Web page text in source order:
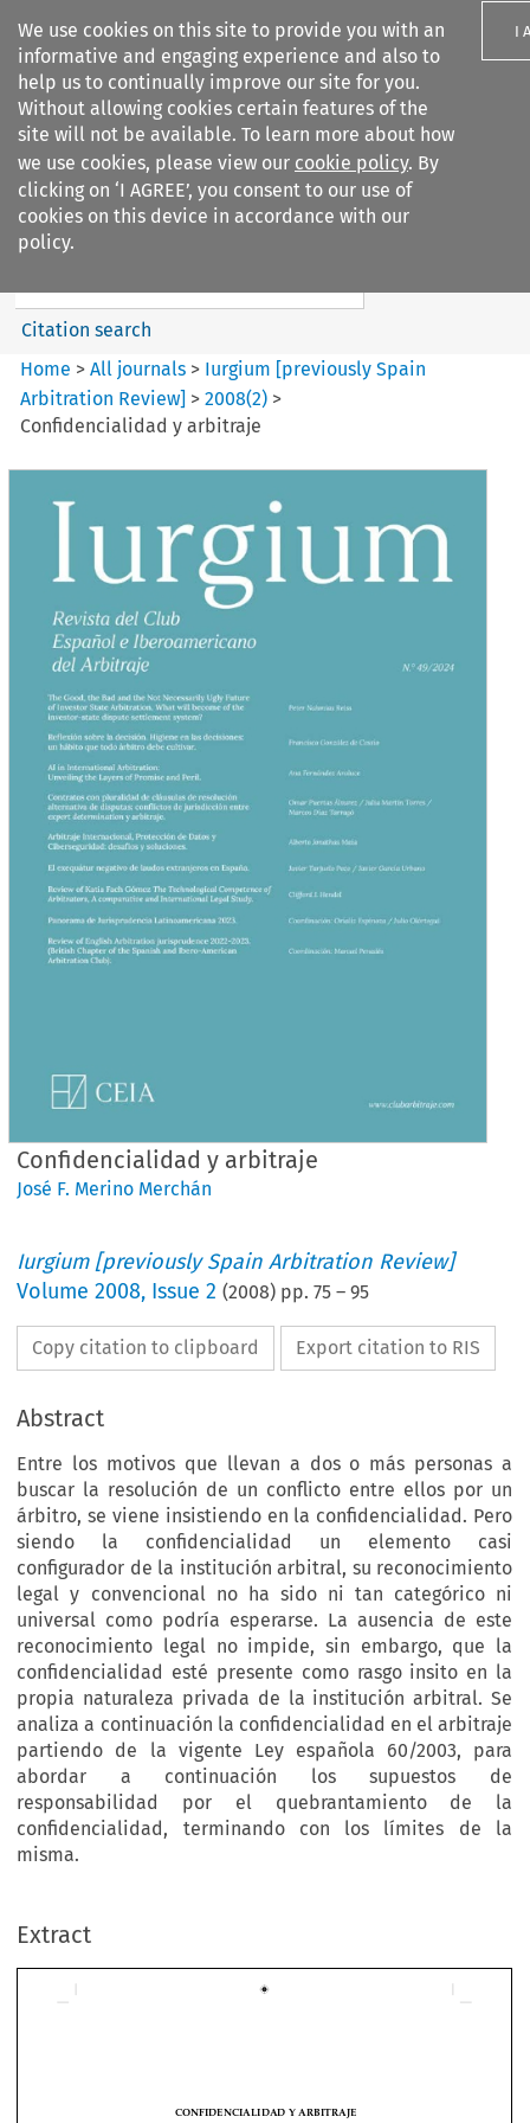
We use cookies on this site to provide you with an
informative and engaging experience and also to
help us to continually improve our site for you.
Without allowing cookies certain features of the
site will not be available. To learn more about how
we use cookies, please view our cookie policy. By
clicking on ‘I AGREE’, you consent to our use of
cookies on this device in accordance with our
policy.
I
Search filters
Iurgium %5Bpreviously Spain
Arbitration ...
Search content
Citation search
Home >All journals > Iurgium [previously Spain
Arbitration Review] >2008(2) >
Confidencialidad y arbitraje
Confidencialidad y arbitraje
José F. Merino Merchán
Iurgium [previously Spain Arbitration Review]
Volume2008, Issue 2 (2008) pp.75 –95
Copy citation to clipboard Export citation to RIS
Abstract
Entre los motivos que llevan a dos o más personas a
buscar la resolución de un conflicto entre ellos por un
árbitro, se viene insistiendo en la confidencialidad. Pero
siendo la confidencialidad un elemento casi
configurador de la institución arbitral, su reconocimiento
legal y convencional no ha sido ni tan categórico ni
universal como podría esperarse. La ausencia de este
reconocimiento legal no impide, sin embargo, que la
confidencialidad esté presente como rasgo insito en la
propia naturaleza privada de la institución arbitral. Se
analiza a continuación la confidencialidad en el arbitraje
partiendo de la vigente Ley española 60/2003, para
abordar a continuación los supuestos de
responsabilidad por el quebrantamiento de la
confidencialidad, terminando con los límites de la
misma.
Extract
